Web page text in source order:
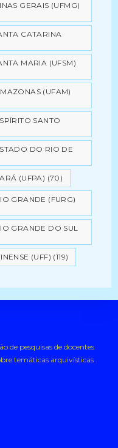
GERAIS (UFMG)
CATARINA
MARIA (UFSM)
(UFAM)
SANTO
DO RIO DE
(UFPA) (70)
GRANDE (FURG)
GRANDE DO SUL
(UFF) (119)
de pesquisas de docentes
temáticas arquivísticas .